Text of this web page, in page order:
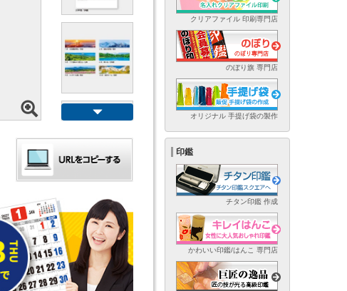
クリアファイル 印刷専門店
のぼり旗 専門店
オリジナル 手提げ袋の製作
印鑑
チタン印鑑 作成
かわいい印鑑/はんこ 専門店